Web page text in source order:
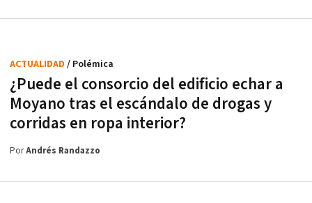
¿Puede el consorcio del edificio echar a
Moyano tras el escándalo de drogas y
corridas en ropa interior?
ACTUALIDAD / Polémica
PorAndrés Randazzo